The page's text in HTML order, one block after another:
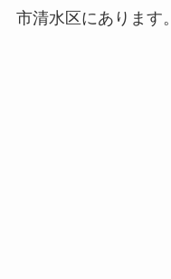
市清水区にあります。